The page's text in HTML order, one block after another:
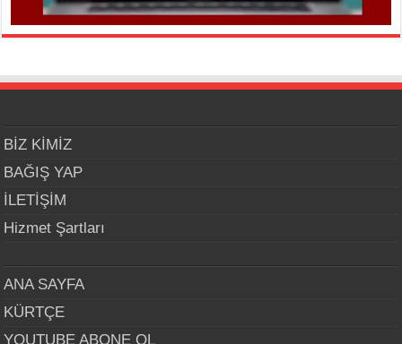
BİZ KİMİZ
BAĞIŞ YAP
İLETİŞİM
Hizmet Şartları
ANA SAYFA
KÜRTÇE
YOUTUBE ABONE OL